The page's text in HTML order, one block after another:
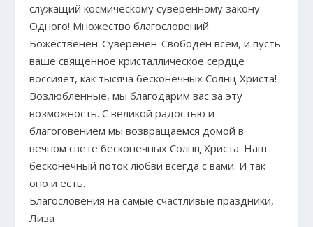
служащий космическому суверенному закону
Одного! Множество благословений
Божественен-Суверенен-Свободен всем, и пусть
ваше священное кристаллическое сердце
воссияет, как тысяча бесконечных Солнц Христа!
Возлюбленные, мы благодарим вас за эту
возможность. С великой радостью и
благоговением мы возвращаемся домой в
вечном свете бесконечных Солнц Христа. Наш
бесконечный поток любви всегда с вами. И так
оно и есть.
Благословения на самые счастливые праздники,
Лиза